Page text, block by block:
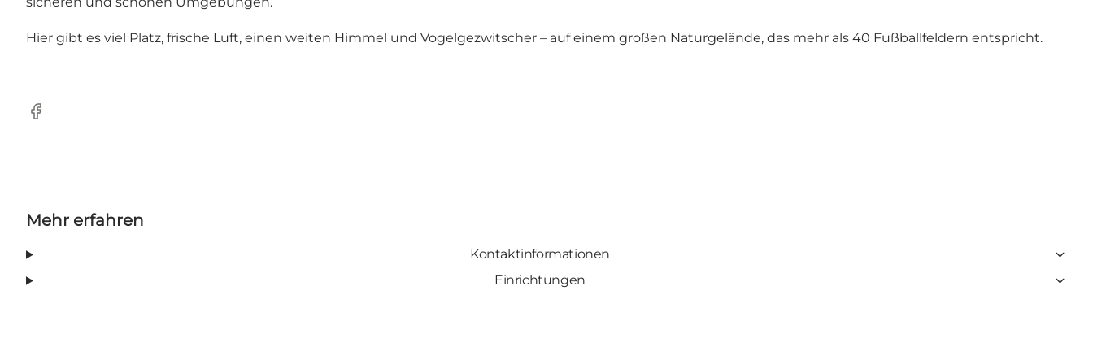
Hier gibt es viel Platz, frische Luft, einen weiten Himmel und Vogelgezwitscher – auf einem großen Naturgelände, das mehr als 40 Fußballfeldern entspricht.
Facebook
Mehr erfahren
Kontaktinformationen
Einrichtungen